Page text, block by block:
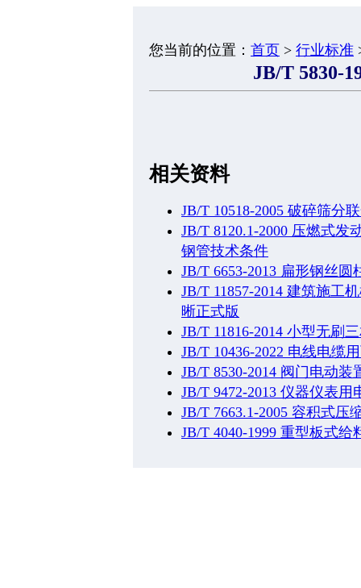
您当前的位置： 首页 > 行业标准
JB/T 5830-
相关资料
JB/T 10518-2005 破碎筛分
JB/T 8120.1-2000 压燃式
钢管技术条件
JB/T 6653-2013 扁形钢丝圆
JB/T 11857-2014 建筑施工
晰正式版
JB/T 11816-2014 小型无刷
JB/T 10436-2022 电线电缆
JB/T 8530-2014 阀门电动装
JB/T 9472-2013 仪器仪表
JB/T 7663.1-2005 容积式压
JB/T 4040-1999 重型板式给